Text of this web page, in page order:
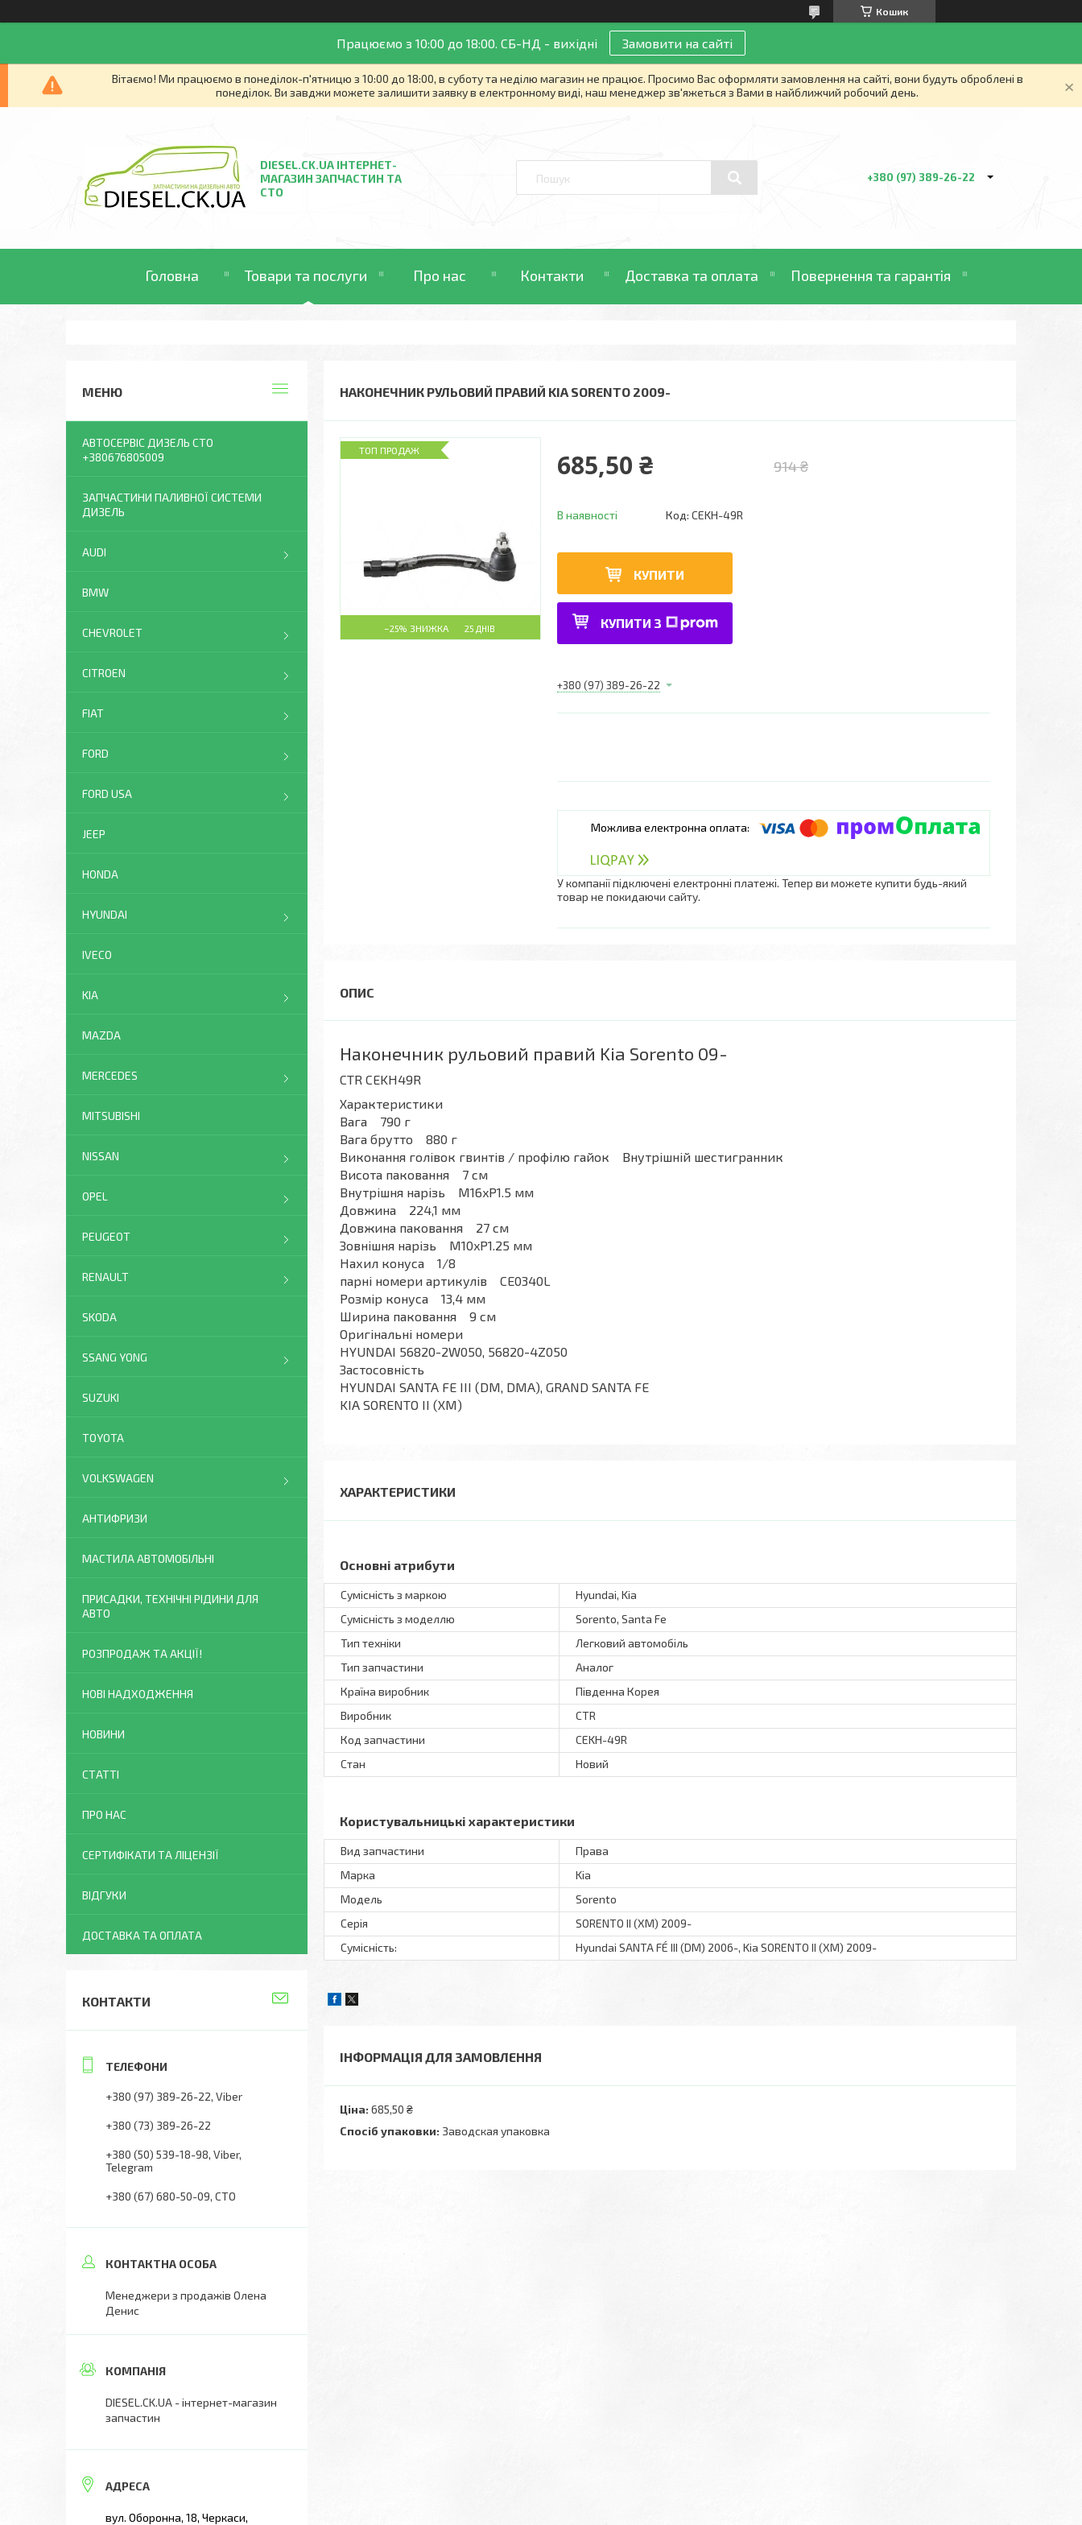
Кошик
Працюємо з 10:00 до 18:00. СБ-НД - вихідні Замовити на сайті
Вітаємо! Ми працюємо в понеділок-п'ятницю з 10:00 до 18:00, в суботу та неділю магазин не працює. Просимо Вас оформляти замовлення на сайті, вони будуть оброблені в
понеділок. Ви завджи можете залишити заявку в електронному виді, наш менеджер зв'яжеться з Вами в найближчий робочий день.
DIESEL.CK.UA ІНТЕРНЕТ-
МАГАЗИН ЗАПЧАСТИН ТА
СТО
+380 (97) 389-26-22
Головна Товари та послуги Про нас Контакти Доставка та оплата Повернення та гарантія
НАКОНЕЧНИК РУЛЬОВИЙ ПРАВИЙ KIA SORENTO 2009-
–25% 25 ДНІВ
ТОП ПРОДАЖ
914 ₴
685,50 ₴
В наявності Код: CEKH-49R
КУПИТИ
КУПИТИ З
+380 (97) 389-26-22
У компанії підключені електронні платежі. Тепер ви можете купити будь-який
товар не покидаючи сайту.
Наконечник рульовий правий Kia Sorento 09-
CTR CEKH49R
Характеристики
Вага 790 г
Вага брутто 880 г
Виконання голівок гвинтів / профілю гайок Внутрішній шестигранник
Висота паковання 7 см
Внутрішня нарізь M16xP1.5 мм
Довжина 224,1 мм
Довжина паковання 27 см
Зовнішня нарізь M10xP1.25 мм
Нахил конуса 1/8
парні номери артикулів CE0340L
Розмір конуса 13,4 мм
Ширина паковання 9 см
Оригінальні номери
HYUNDAI 56820-2W050, 56820-4Z050
Застосовність
HYUNDAI SANTA FE III (DM, DMA), GRAND SANTA FE
KIA SORENTO II (XM)
ХАРАКТЕРИСТИКИ
Основні атрибути
Сумісність з маркою
Hyundai, Kia
Сумісність з моделлю
Sorento, Santa Fe
Тип техніки
Легковий автомобіль
Тип запчастини
Аналог
Країна виробник
Південна Корея
Виробник
CTR
Код запчастини
CEKH-49R
Стан
Новий
Користувальницькі характеристики
Вид запчастини
Права
Марка
Kia
Модель
Sorento
Серія
SORENTO II (XM) 2009-
Сумісність:
Hyundai SANTA FÉ III (DM) 2006-, Kia SORENTO II (XM) 2009-
ІНФОРМАЦІЯ ДЛЯ ЗАМОВЛЕННЯ
Ціна: 685,50 ₴
Спосіб упаковки: Заводская упаковка
АВТОСЕРВІС ДИЗЕЛЬ СТО
+380676805009
ЗАПЧАСТИНИ ПАЛИВНОЇ СИСТЕМИ
ДИЗЕЛЬ
AUDI
BMW
CHEVROLET
CITROEN
FIAT
FORD
FORD USA
JEEP
HONDA
HYUNDAI
IVECO
KIA
MAZDA
MERCEDES
MITSUBISHI
NISSAN
OPEL
PEUGEOT
RENAULT
SKODA
SSANG YONG
SUZUKI
TOYOTA
VOLKSWAGEN
АНТИФРИЗИ
МАСТИЛА АВТОМОБІЛЬНІ
ПРИСАДКИ, ТЕХНІЧНІ РІДИНИ ДЛЯ
АВТО
РОЗПРОДАЖ ТА АКЦІЇ!
НОВІ НАДХОДЖЕННЯ
НОВИНИ
СТАТТІ
ПРО НАС
СЕРТИФІКАТИ ТА ЛІЦЕНЗІЇ
ВІДГУКИ
ДОСТАВКА ТА ОПЛАТА
КОНТАКТИ
+380 (97) 389-26-22 Viber
+380 (73) 389-26-22
+380 (50) 539-18-98 Viber,
Telegram
+380 (67) 680-50-09 СТО
Менеджери з продажів Олена
Денис
DIESEL.CK.UA - інтернет-магазин
запчастин
вул. Оборонна, 18, Черкаси,